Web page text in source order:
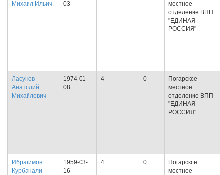
Михаил Ильич
03
местное
отделение ВПП
"ЕДИНАЯ
РОССИЯ"
Ласунов
Анатолий
Михайлович
1974-01-
08
4 0
Погарское
местное
отделение ВПП
"ЕДИНАЯ
РОССИЯ"
Ибрагимов
Курбанали
1959-03-
16
4 0
Погарское
местное